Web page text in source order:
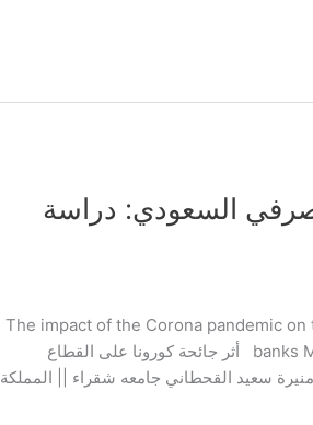
السعودي: دراسة
The impact of the Corona pandemic
banks Munira Saeed Al- Qahtani Shaqra University || KSA أثر جائحة كورونا على القطاع
سعيد القحطاني جامعه شقراء || المملكة